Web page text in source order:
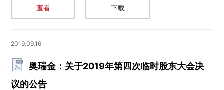
查看 下载
2019.09.16
奥瑞金：关于2019年第四次临时股东大会决
议的公告